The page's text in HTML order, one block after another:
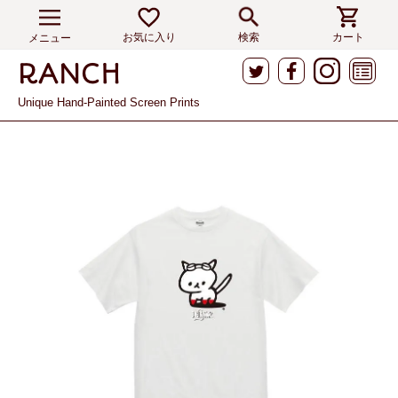
メニュー お気に入り 検索 カート
Unique Hand-Painted Screen Prints